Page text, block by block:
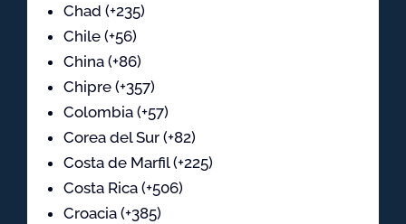
Chad (+235)
Chile (+56)
China (+86)
Chipre (+357)
Colombia (+57)
Corea del Sur (+82)
Costa de Marfil (+225)
Costa Rica (+506)
Croacia (+385)